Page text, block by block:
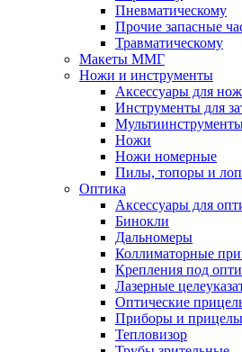
Пневматическому
Прочие запасные
Травматическому
Макеты ММГ
Ножи и инструменты
Аксессуары для
Инструменты для
Ножи
Ножи номерные
Пилы, топоры и
Оптика
Аксессуары для
Бинокли
Дальномеры
Коллиматорные
Крепления под
Лазерные
Оптические
Приборы и
Тепловизор